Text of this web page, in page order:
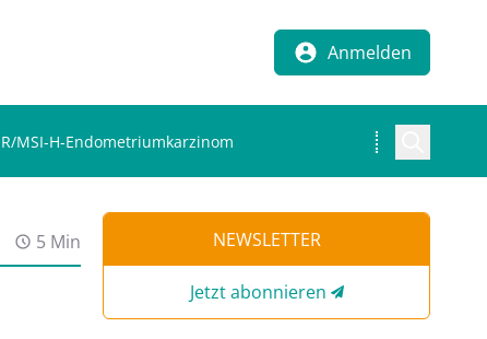
Anmelden
MSI-H-Endometriumkarzinom
5 Min NEWSLETTER
Jetzt abonnieren